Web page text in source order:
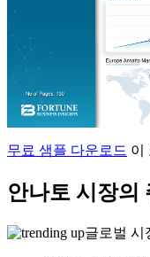
무료 샘플 다운로드 이
안나토 시장의
글로벌 시